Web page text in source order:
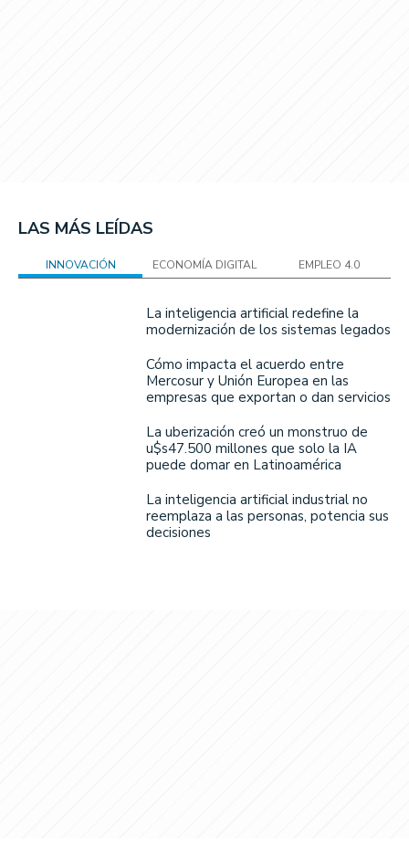
LAS MÁS LEÍDAS
INNOVACIÓN ECONOMÍA DIGITAL EMPLEO 4.0
La inteligencia artificial redefine la
modernización de los sistemas legados
Cómo impacta el acuerdo entre
Mercosur y Unión Europea en las
empresas que exportan o dan servicios
La uberización creó un monstruo de
u$s47.500 millones que solo la IA
puede domar en Latinoamérica
La inteligencia artificial industrial no
reemplaza a las personas, potencia sus
decisiones